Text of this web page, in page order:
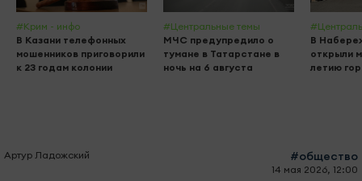
#Крим - инфо
В Казани телефонных
мошенников приговорили
к 23 годам колонии
#Центральные темы
МЧС предупредило о
тумане в Татарстане в
ночь на 6 августа
В
открыли
летию
Артур Ладожский #общество
14 мая 2026, 12:00